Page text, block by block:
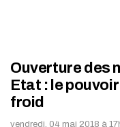
Ouverture des
Etat : le
froid
vendredi, 04 mai 2018 à